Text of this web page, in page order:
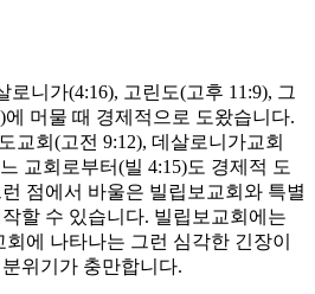
니가(4:16), 고린도(고후 11:9), 그
에 머물 때 경제적으로 도왔습니다.
교회(고전 9:12), 데살로니가교회
교회로부터(빌 4:15)도 경제적 도
점에서 바울은 빌립보교회와 특별
할 수 있습니다. 빌립보교회에는
에 나타나는 그런 심각한 긴장이
위기가 충만합니다.